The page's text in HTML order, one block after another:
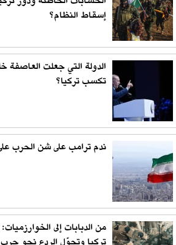
إسقاط النظام؟
الدولة التي جعلت العاصفة
تكسب تركيا؟
ندم ترامب على شن الحرب
من الدبابات إلى